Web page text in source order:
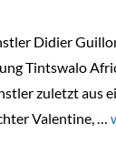
Didier
Tintswalo
zuletzt aus
Valentine, …